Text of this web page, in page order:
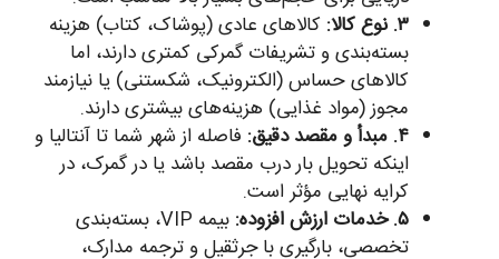
۳. نوع کالا:
کالاهای عادی (پوشاک، کتاب) هزینه
بسته‌بندی و تشریفات گمرکی کمتری دارند، اما
کالاهای حساس (الکترونیک، شکستنی) یا نیازمند
مجوز (مواد غذایی) هزینه‌های بیشتری دارند.
۴. مبدأ و مقصد دقیق:
فاصله از شهر شما تا آنتالیا و
اینکه تحویل بار درب مقصد باشد یا در گمرک، در
کرایه نهایی مؤثر است.
۵. خدمات ارزش افزوده:
بیمه VIP، بسته‌بندی
تخصصی، بارگیری با جرثقیل و ترجمه مدارک،